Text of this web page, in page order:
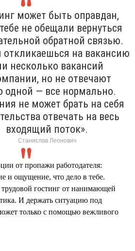
может быть оправдан,
не обещали вернуться
обратной связью.
на вакансию
несколько вакансий
но не отвечают
одной — все нормально.
не может брать на себя
отвечать на весь
входящий поток».
Станислав Леонович
от пропажи работодателя:
и ощущение, что дело в тебе.
гостинг от нанимающей
И держать ситуацию под
только с помощью вежливого